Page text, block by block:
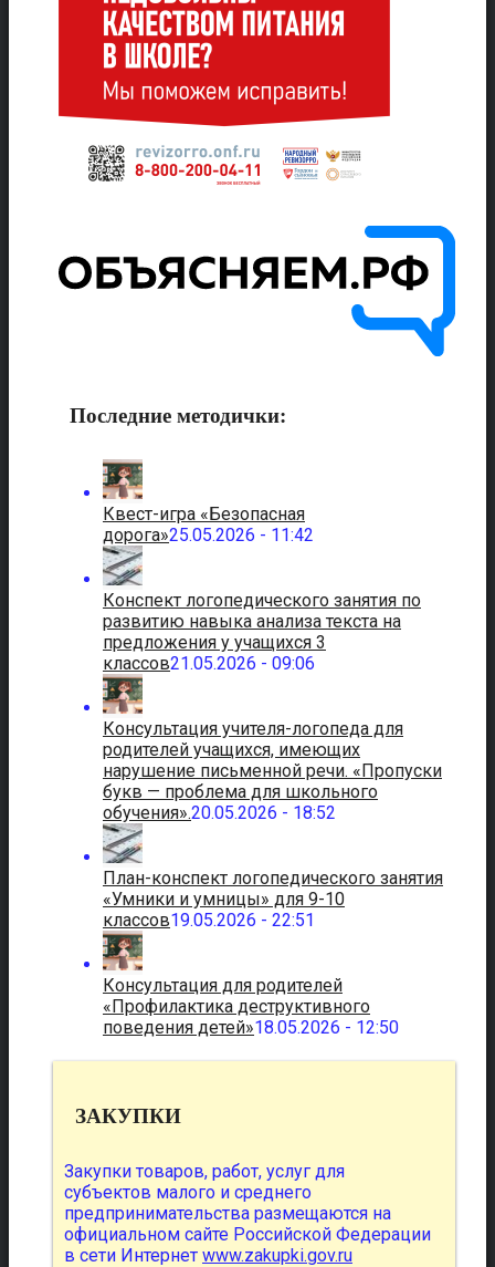
Последние методички:
Квест-игра «Безопасная
дорога»25.05.2026 - 11:42
Конспект логопедического занятия по
развитию навыка анализа текста на
предложения у учащихся 3
классов21.05.2026 - 09:06
Консультация учителя-логопеда для
родителей учащихся, имеющих
нарушение письменной речи. «Пропуски
букв — проблема для школьного
обучения».20.05.2026 - 18:52
План-конспект логопедического занятия
«Умники и умницы» для 9-10
классов19.05.2026 - 22:51
Консультация для родителей
«Профилактика деструктивного
поведения детей»18.05.2026 - 12:50
ЗАКУПКИ
Закупки товаров, работ, услуг для
субъектов малого и среднего
предпринимательства размещаются на
официальном сайте Российской Федерации
в сети Интернет www.zakupki.gov.ru